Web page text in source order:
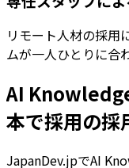
リモート人材の採用
ムが一人ひとりに合
AI
本で採用の採
JapanDev.jpでAI